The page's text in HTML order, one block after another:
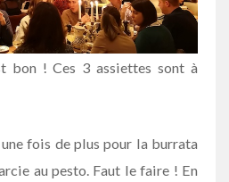
bon ! Ces 3 assiettes sont à
fois de plus pour la burrata
au pesto. Faut le faire ! En